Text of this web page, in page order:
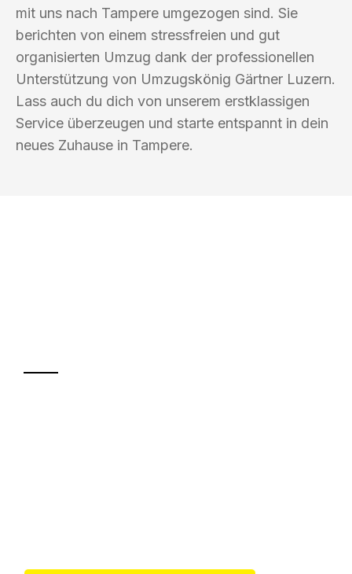
mit uns nach Tampere umgezogen sind. Sie
berichten von einem stressfreien und gut
organisierten Umzug dank der professionellen
Unterstützung von Umzugskönig Gärtner Luzern.
Lass auch du dich von unserem erstklassigen
Service überzeugen und starte entspannt in dein
neues Zuhause in Tampere.